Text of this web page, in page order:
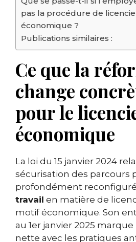
pas la procédure de
économique ?
Publications similaires :
Ce que la
change
pour le
économique
La loi du 15 janvier 2024
sécurisation des parcours
profondément
travail en matière de
motif économique. Son
au 1er janvier 2025
nette avec les pratiques